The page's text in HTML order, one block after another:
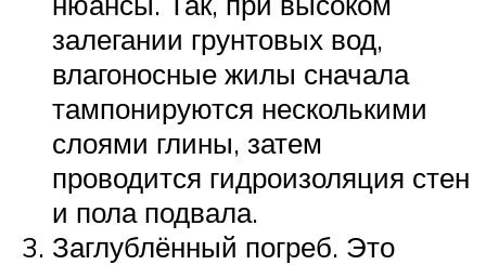
залегании грунтовых вод,
влагоносные жилы сначала
тампонируются несколькими
слоями глины, затем
проводится гидроизоляция стен
и пола подвала.
Заглублённый погреб. Это